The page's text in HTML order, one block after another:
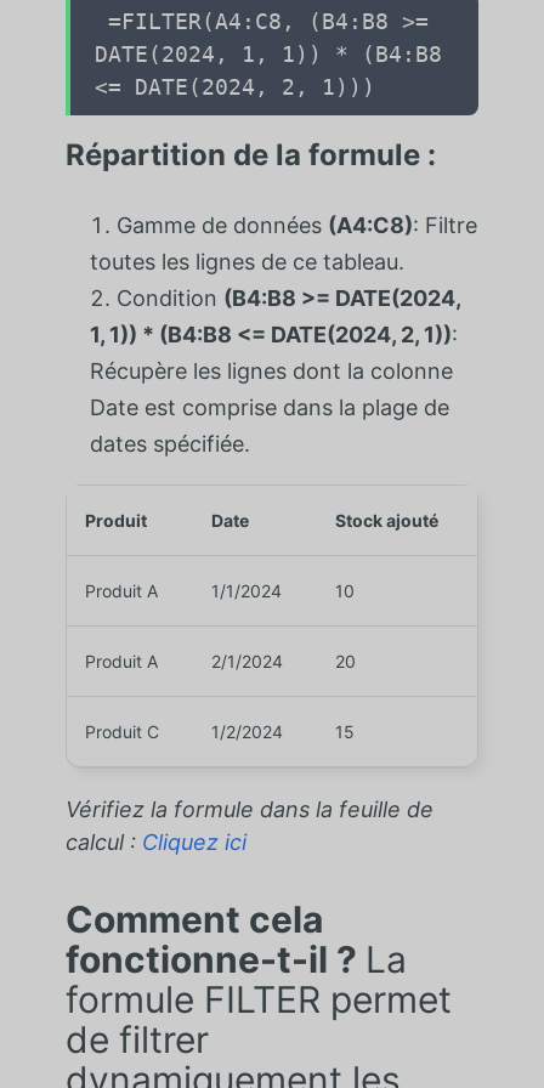
=FILTER(A4:C8, (B4:B8 >=
DATE(2024, 1, 1)) * (B4:B8
<= DATE(2024, 2, 1)))
Répartition de la formule :
Gamme de données (A4:C8): Filtre
toutes les lignes de ce tableau.
Condition (B4:B8 >= DATE(2024,
1, 1)) * (B4:B8 <= DATE(2024, 2, 1)):
Récupère les lignes dont la colonne
Date est comprise dans la plage de
dates spécifiée.
Produit Date Stock ajouté
Produit A 1/1/2024 10
Produit A 2/1/2024 20
Produit C 1/2/2024 15
Vérifiez la formule dans la feuille de
calcul : Cliquez ici
Comment cela
fonctionne-t-il ? La
formule FILTER permet
de filtrer